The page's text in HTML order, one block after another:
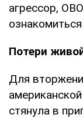
агрессор,
Потери
Для
стянула в